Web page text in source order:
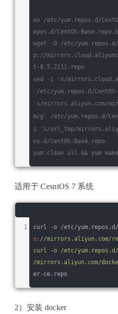
mv /etc/yum.repos.d/
epos.d/CentOS-
wget -O /etc/
p://
t-8.5.2111.repo
sed -i
's/
/etc/yum.repos.d/
's/mirrors.aliyun.com/
m/g'
/etc/yum.repos.d/
i
's/url_tmp/
os.d/CentOS-Base.repo
yum clean all && yum
适用于 CesntOS 7 系统
curl -o /etc/yum.repos.d/
s: //mirrors.aliyun.com/
curl -o /etc/
/mirrors.aliyun.com/
er-ce.repo
2）安装 docker